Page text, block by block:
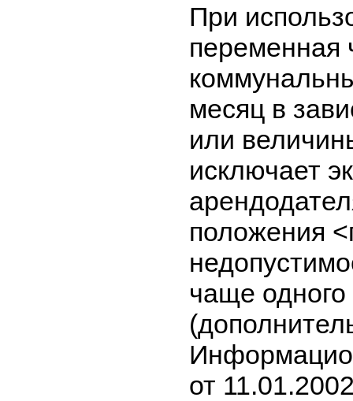
При
переменная
месяц в
или
исключает
положения
чаще
от